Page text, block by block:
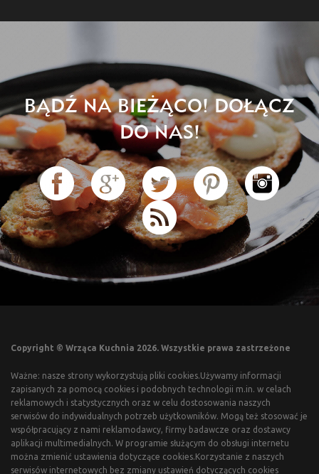
BĄDŹ NA BIEŻĄCO! DOŁĄCZ
DO NAS!
Copyright © Wrząca Kuchnia 2026. Wszystkie prawa zastrzeżone
Ważne: nasze strony wykorzystują pliki cookies.Używamy informacji
zapisanych za pomocą cookies i podobnych technologii m.in. w celach
reklamowych i statystycznych oraz w celu dostosowania naszych
serwisów do indywidualnych potrzeb użytkowników. Mogą też stosować je
współpracujący z nami reklamodawcy, firmy badawcze oraz dostawcy
aplikacji multimedialnych. W programie służącym do obsługi internetu
można zmienić ustawienia dotyczące cookies.Korzystanie z naszych
serwisów internetowych bez zmiany ustawień dotyczących cookies